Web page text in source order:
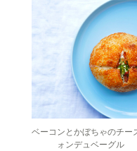
ベーコンとかぼちゃのチー
ォンデュベーグル